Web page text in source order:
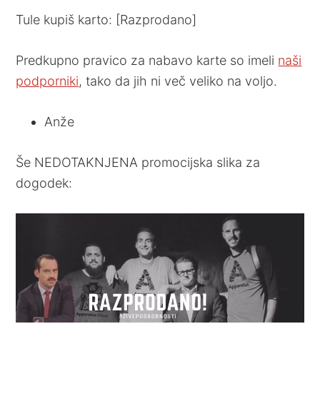
Tule kupiš karto: [Razprodano]
Predkupno pravico za nabavo karte so imeli naši
podporniki, tako da jih ni več veliko na voljo.
Anže
Še NEDOTAKNJENA promocijska slika za
dogodek: